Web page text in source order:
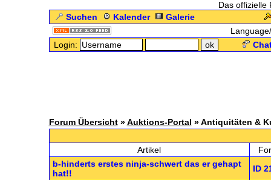
Das offizielle
Suchen
Kalender
Galerie
Login:
Forum Übersicht»Auktions-Portal » Antiquitäten &
Artikel
b-hinderts erstes ninja-schwert das er gehapt
hat!!
ID